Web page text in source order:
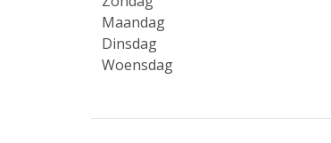
Maandag
Dinsdag
Woensdag